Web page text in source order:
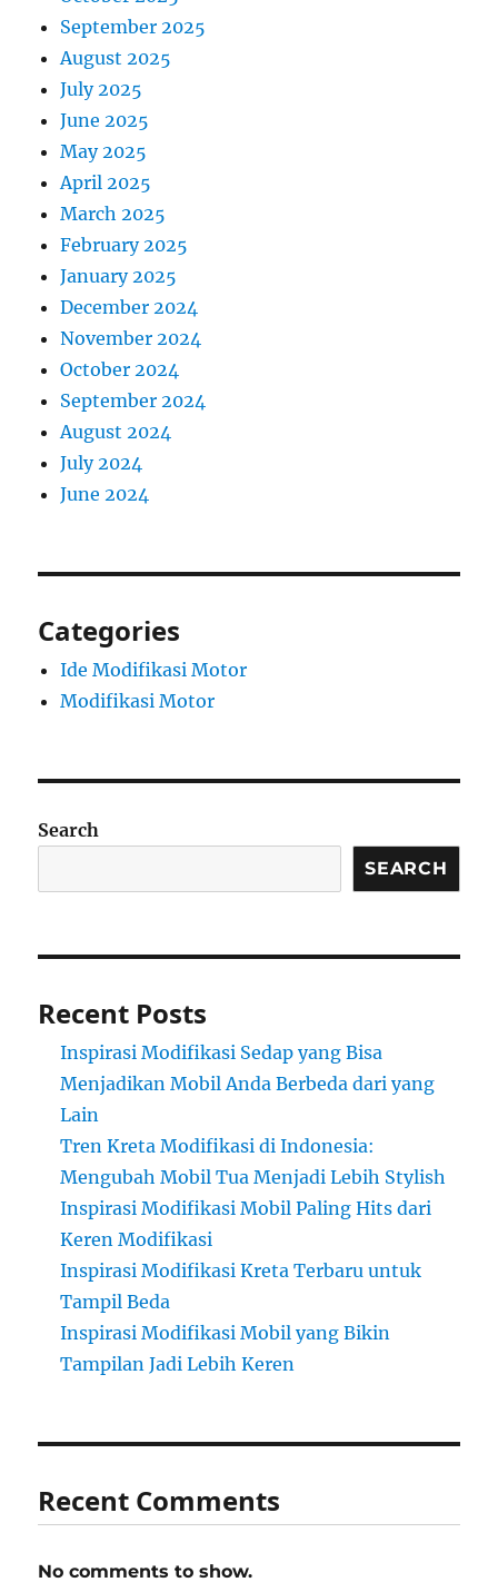
September 2025
August 2025
July 2025
June 2025
May 2025
April 2025
March 2025
February 2025
January 2025
December 2024
November 2024
October 2024
September 2024
August 2024
July 2024
June 2024
Categories
Ide Modifikasi Motor
Modifikasi Motor
Search
SEARCH
Recent Posts
Inspirasi Modifikasi Sedap yang Bisa
Menjadikan Mobil Anda Berbeda dari yang
Lain
Tren Kreta Modifikasi di Indonesia:
Mengubah Mobil Tua Menjadi Lebih Stylish
Inspirasi Modifikasi Mobil Paling Hits dari
Keren Modifikasi
Inspirasi Modifikasi Kreta Terbaru untuk
Tampil Beda
Inspirasi Modifikasi Mobil yang Bikin
Tampilan Jadi Lebih Keren
Recent Comments
No comments to show.